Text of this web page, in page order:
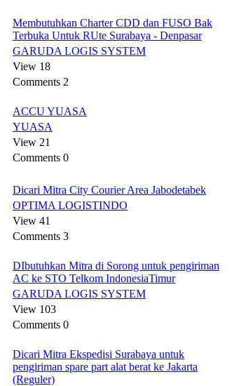
Membutuhkan Charter CDD dan FUSO Bak
Terbuka Untuk RUte Surabaya - Denpasar
GARUDA LOGIS SYSTEM
View 18
Comments 2
ACCU YUASA
YUASA
View 21
Comments 0
Dicari Mitra City Courier Area Jabodetabek
OPTIMA LOGISTINDO
View 41
Comments 3
DIbutuhkan Mitra di Sorong untuk pengiriman
AC ke STO Telkom IndonesiaTimur
GARUDA LOGIS SYSTEM
View 103
Comments 0
Dicari Mitra Ekspedisi Surabaya untuk
pengiriman spare part alat berat ke Jakarta
(Reguler)